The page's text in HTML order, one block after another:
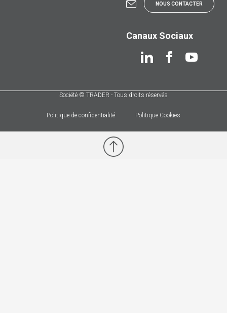
NOUS CONTACTER
Canaux Sociaux
Société © TRADER - Tous droits réservés
Politique de confidentialité Politique Cookies